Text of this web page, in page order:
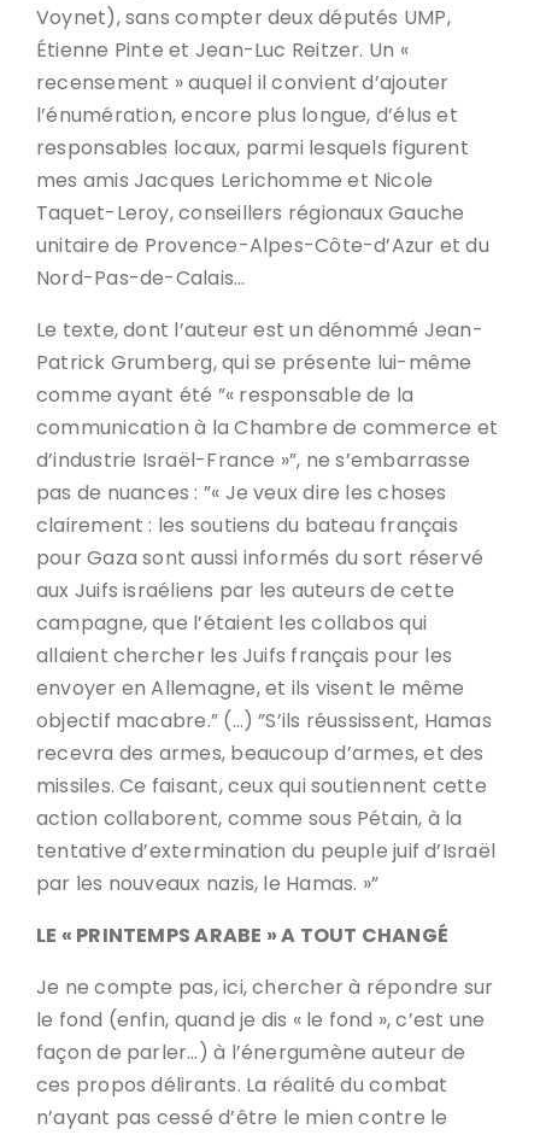
Voynet), sans compter deux députés UMP,
Étienne Pinte et Jean-Luc Reitzer. Un «
recensement » auquel il convient d’ajouter
l’énumération, encore plus longue, d’élus et
responsables locaux, parmi lesquels figurent
mes amis Jacques Lerichomme et Nicole
Taquet-Leroy, conseillers régionaux Gauche
unitaire de Provence-Alpes-Côte-d’Azur et du
Nord-Pas-de-Calais…
Le texte, dont l’auteur est un dénommé Jean-
Patrick Grumberg, qui se présente lui-même
comme ayant été ”« responsable de la
communication à la Chambre de commerce et
d’industrie Israël-France »”, ne s’embarrasse
pas de nuances : ”« Je veux dire les choses
clairement : les soutiens du bateau français
pour Gaza sont aussi informés du sort réservé
aux Juifs israéliens par les auteurs de cette
campagne, que l’étaient les collabos qui
allaient chercher les Juifs français pour les
envoyer en Allemagne, et ils visent le même
objectif macabre.” (…) ”S’ils réussissent, Hamas
recevra des armes, beaucoup d’armes, et des
missiles. Ce faisant, ceux qui soutiennent cette
action collaborent, comme sous Pétain, à la
tentative d’extermination du peuple juif d’Israël
par les nouveaux nazis, le Hamas. »”
LE « PRINTEMPS ARABE » A TOUT CHANGÉ
Je ne compte pas, ici, chercher à répondre sur
le fond (enfin, quand je dis « le fond », c’est une
façon de parler…) à l’énergumène auteur de
ces propos délirants. La réalité du combat
n’ayant pas cessé d’être le mien contre le